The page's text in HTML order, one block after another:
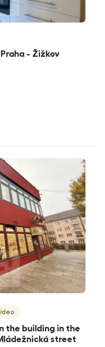
- Žižkov
the building in the
street